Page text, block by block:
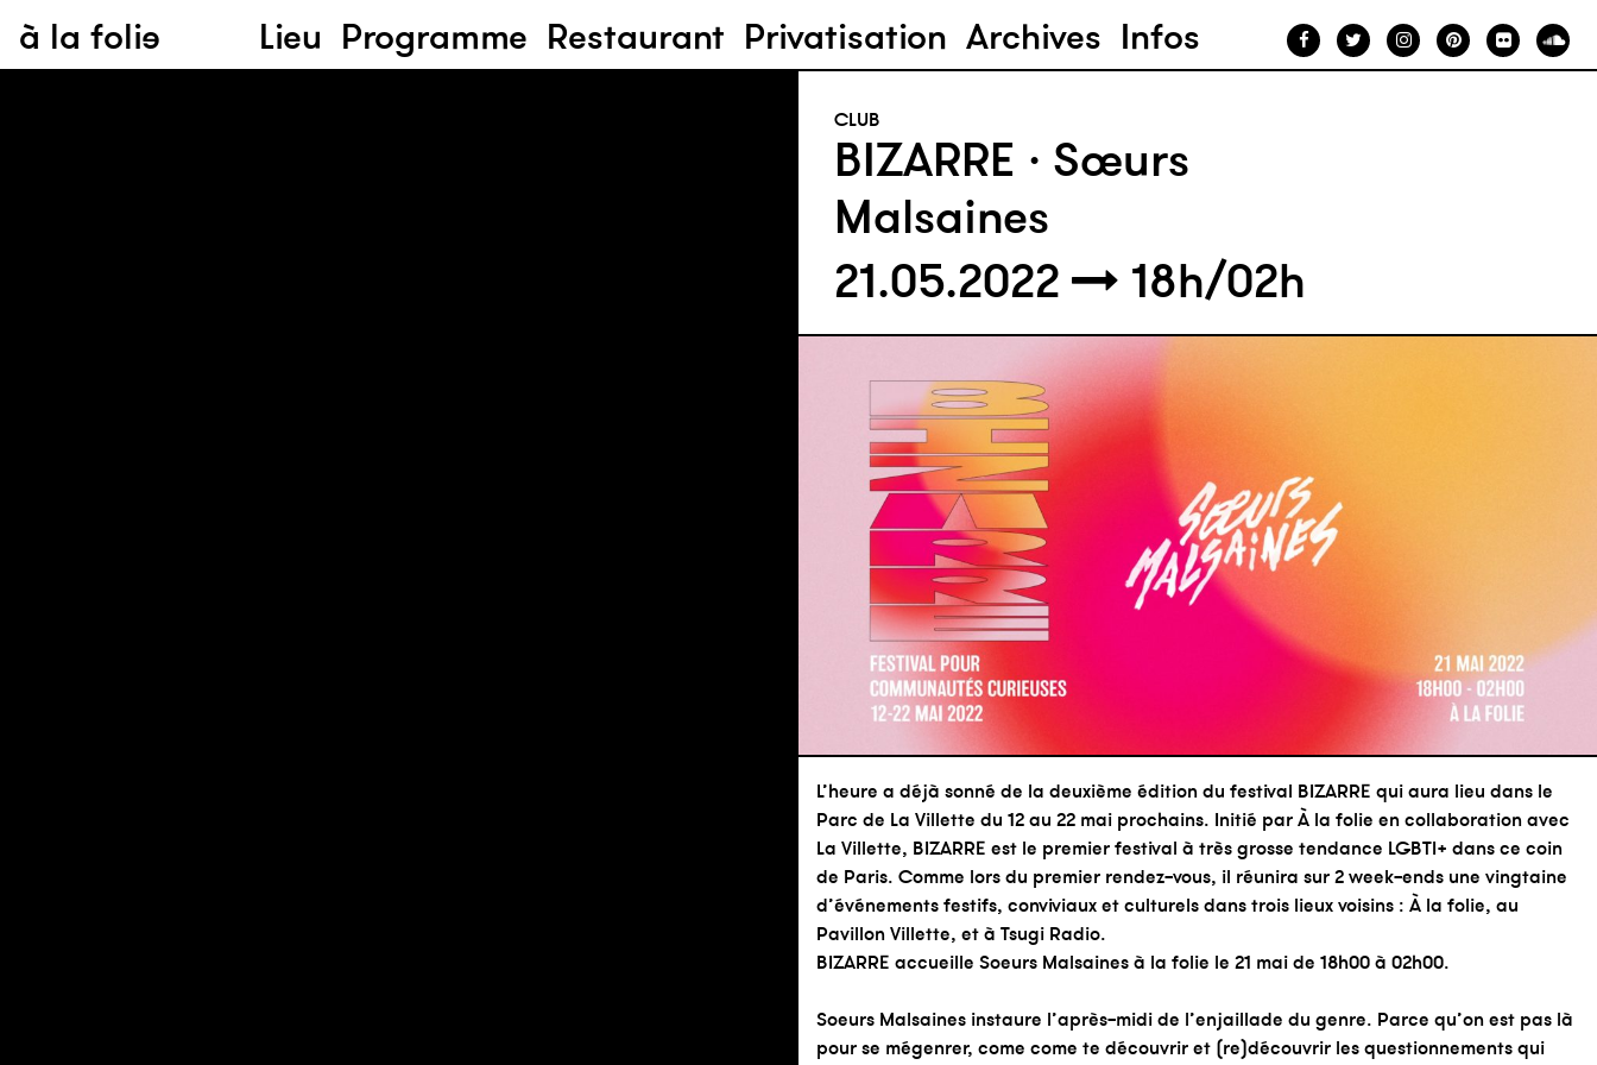
à la folie Lieu Programme Restaurant Privatisation Archives Infos
BIZARRE · Sœurs
Malsaines
CLUB
21.05.2022 18h/02h
L’heure a déjà sonné de la deuxième édition du festival BIZARRE qui aura lieu dans le
Parc de La Villette du 12 au 22 mai prochains. Initié par À la folie en collaboration avec
La Villette, BIZARRE est le premier festival à très grosse tendance LGBTI+ dans ce coin
de Paris. Comme lors du premier rendez-vous, il réunira sur 2 week-ends une vingtaine
d’événements festifs, conviviaux et culturels dans trois lieux voisins : À la folie, au
Pavillon Villette, et à Tsugi Radio.
BIZARRE accueille Soeurs Malsaines à la folie le 21 mai de 18h00 à 02h00.
Soeurs Malsaines instaure l’après-midi de l’enjaillade du genre. Parce qu’on est pas là
pour se mégenrer, come come te découvrir et (re)découvrir les questionnements qui